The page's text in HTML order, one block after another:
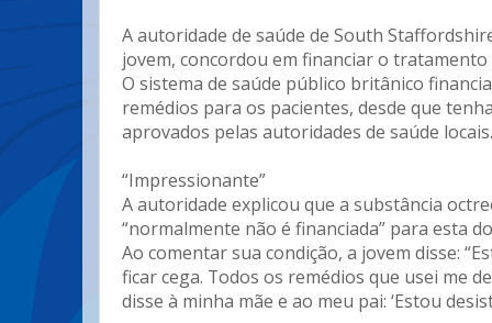
A autoridade de saúde de South
jovem, concordou em financiar o tratamento
O sistema de saúde público britânico
remédios para os pacientes, desde que
aprovados pelas autoridades de saúde locais.
“Impressionante”
A autoridade explicou que a substância
“normalmente não é financiada” para esta
Ao comentar sua condição, a jovem disse:
ficar cega. Todos os remédios que usei me
disse à minha mãe e ao meu pai: ‘Estou